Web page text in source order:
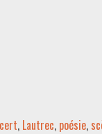
, Lautrec, poésie,